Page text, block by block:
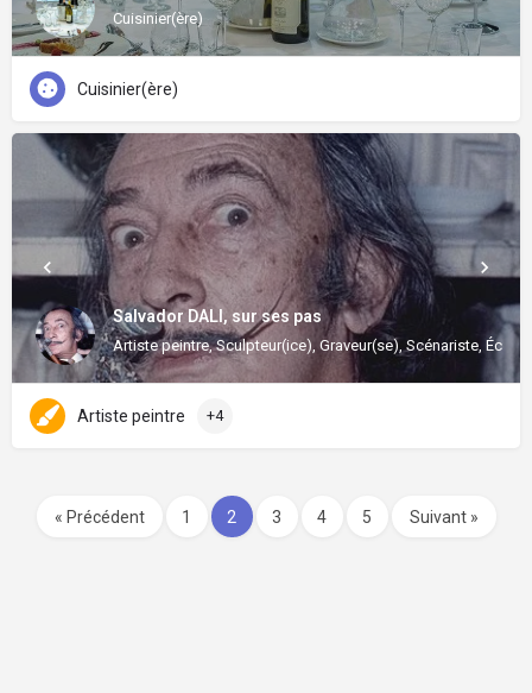
Cuisinier(ère)
Cuisinier(ère)
Salvador DALI, sur ses pas
Artiste peintre, Sculpteur(ice), Graveur(se), Scénariste,
Artiste peintre +4
« Précédent 1 2 3 4 5 Suivant »